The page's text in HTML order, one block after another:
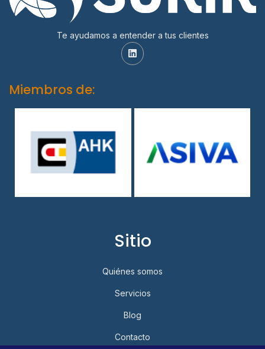
Te ayudamos a entender a tus clientes
Miembros de:
Sitio
Quiénes somos
Servicios
Blog
Contacto